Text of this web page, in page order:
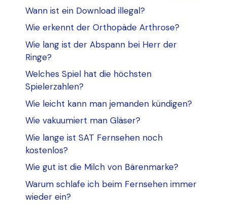
Wann ist ein Download illegal?
Wie erkennt der Orthopäde Arthrose?
Wie lang ist der Abspann bei Herr der
Ringe?
Welches Spiel hat die höchsten
Spielerzahlen?
Wie leicht kann man jemanden kündigen?
Wie vakuumiert man Gläser?
Wie lange ist SAT Fernsehen noch
kostenlos?
Wie gut ist die Milch von Bärenmarke?
Warum schlafe ich beim Fernsehen immer
wieder ein?